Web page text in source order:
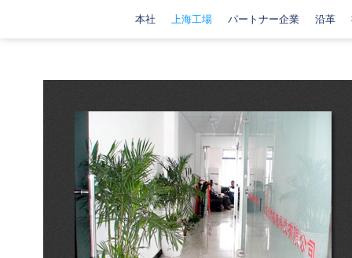
本社 上海工場 パートナー企業 沿革